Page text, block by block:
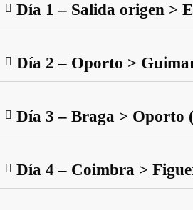
Día 1 – Salida origen >
Día 2 – Oporto >
Día 3 – Braga > Oporto
Día 4 – Coimbra >